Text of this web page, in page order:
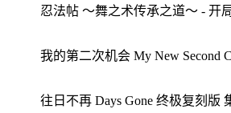
忍法帖 ～舞之术传承之道～ - 开